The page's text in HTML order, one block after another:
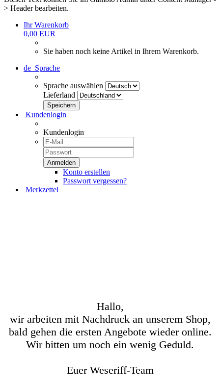
> Header bearbeiten.
Ihr Warenkorb
0,00 EUR
Sie haben noch keine Artikel in Ihrem Warenkorb.
de Sprache
Sprache auswählen
Lieferland
Kundenlogin
Kundenlogin
Konto erstellen
Passwort vergessen?
Merkzettel
Hallo,
wir arbeiten mit Nachdruck an unserem Shop,
bald gehen die ersten Angebote wieder online.
Wir bitten um noch ein wenig Geduld.
Euer Weseriff-Team